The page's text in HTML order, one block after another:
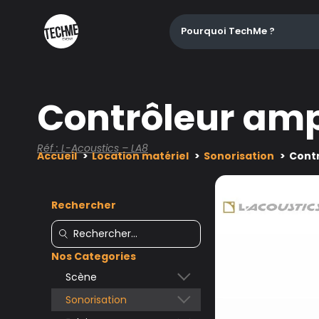
Pourquoi TechMe ?
Contrôleur
Réf : L-Acoustics – LA8
Accueil Location matériel Sonorisation
Rechercher
Nos Categories
Scène
Accessoires
Sonorisation